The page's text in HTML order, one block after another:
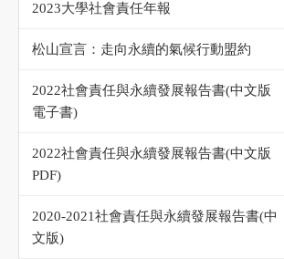
2023大學社會責任年報
松山宣言：走向永續的氣候行動盟約
2022社會責任與永續發展報告書(中文版
電子書)
2022社會責任與永續發展報告書(中文版
PDF)
2020-2021社會責任與永續發展報告書(中
文版)